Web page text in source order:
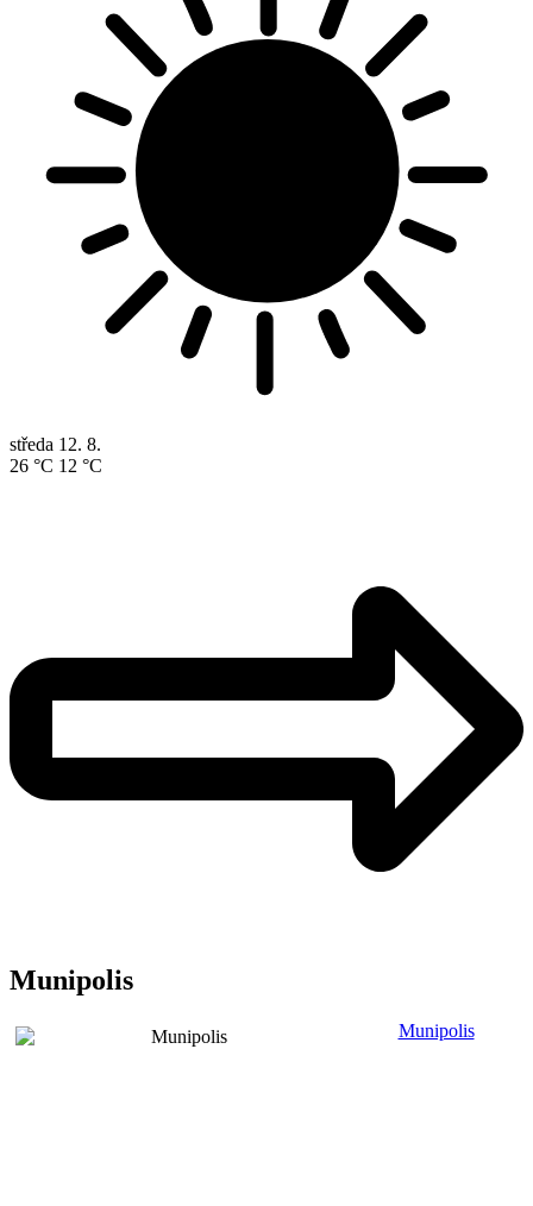
středa 12. 8.
26 °C 12 °C
Munipolis
Munipolis